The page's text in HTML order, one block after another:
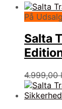
På
Salta
4.999,00